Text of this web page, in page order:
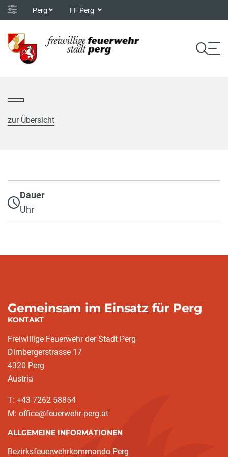
Perg FF Perg
zur Übersicht
Dauer
Uhr
Gemeinsam im Einsatz für Perg
KONTAKT
Freiwillige Feuerwehr der Stadt Perg
Dirnbergerstrasse 17
4320 Perg
Austria
T: +43 7262 58854
M: office@feuerwehr-perg.at
ALLGEMEINE INFORMATIONEN
Bezirksfeuerwehrkommando Perg